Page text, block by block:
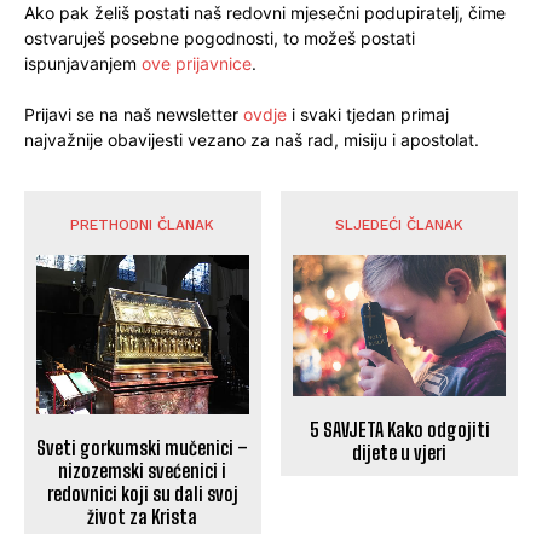
Ako pak želiš postati naš redovni mjesečni podupiratelj, čime
ostvaruješ posebne pogodnosti, to možeš postati
ispunjavanjem ove prijavnice.
Prijavi se na naš newsletter ovdje i svaki tjedan primaj
najvažnije obavijesti vezano za naš rad, misiju i apostolat.
PRETHODNI ČLANAK
Sveti gorkumski mučenici –
nizozemski svećenici i
redovnici koji su dali svoj
život za Krista
SLJEDEĆI ČLANAK
5 SAVJETA Kako odgojiti
dijete u vjeri